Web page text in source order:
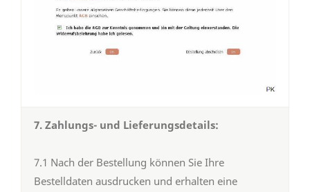
7. Zahlungs- und Lieferungsdetails:
7.1 Nach der Bestellung können Sie Ihre
Bestelldaten ausdrucken und erhalten eine